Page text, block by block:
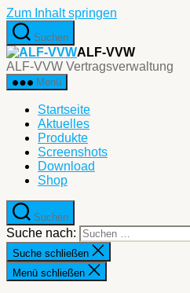
Zum Inhalt springen
Suchen
ALF-VVW
ALF-VVW Vertragsverwaltung
Menü
Startseite
Aktuelles
Produkte
Screenshots
Download
Shop
Suchen
Suche nach:
Suche schließen
Menü schließen